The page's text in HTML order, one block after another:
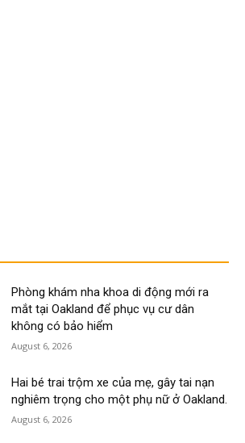
Phòng khám nha khoa di động mới ra
mắt tại Oakland để phục vụ cư dân
không có bảo hiểm
August 6, 2026
Hai bé trai trộm xe của mẹ, gây tai nạn
nghiêm trọng cho một phụ nữ ở Oakland.
August 6, 2026